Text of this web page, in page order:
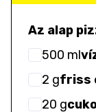
Az alap
500 ml
2 gfriss
20 g